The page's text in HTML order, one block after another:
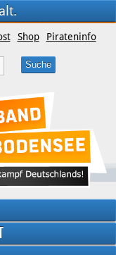
Shop Pirateninfo